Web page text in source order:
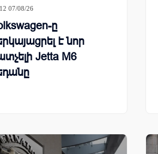
07/08/26
ը
է նոր
Jetta M6